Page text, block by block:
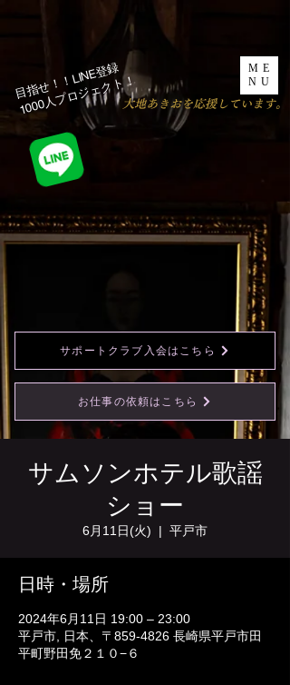
ME
NU
​大地あきおを応援しています。
目指せ！！LINE登録
1000人プロジェクト！​
お仕事の依頼はこちら
サポートクラブ入会はこちら
サムソンホテル歌謡
ショー
6月11日(火)
  |
平戸市
日時・場所
2024年6月11日 19:00 – 23:00
平戸市, 日本、〒859-4826 長崎県平戸市田
平町野田免２１０−６